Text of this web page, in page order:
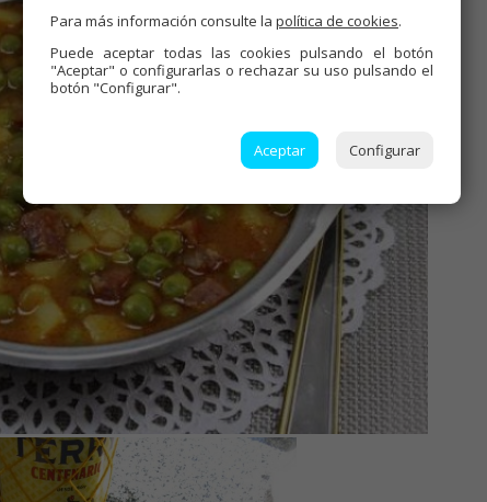
Para más información consulte la política de cookies.
Puede aceptar todas las cookies pulsando el botón
"Aceptar" o configurarlas o rechazar su uso pulsando el
botón "Configurar".
Aceptar Configurar